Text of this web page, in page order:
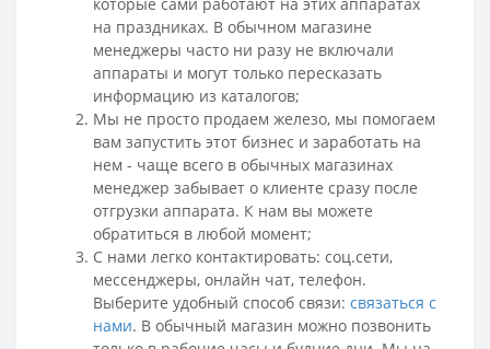
на праздниках. В обычном магазине
менеджеры часто ни разу не включали
аппараты и могут только пересказать
информацию из каталогов;
Мы не просто продаем железо, мы помогаем
вам запустить этот бизнес и заработать на
нем - чаще всего в обычных магазинах
менеджер забывает о клиенте сразу после
отгрузки аппарата. К нам вы можете
обратиться в любой момент;
С нами легко контактировать: соц.сети,
мессенджеры, онлайн чат, телефон.
Выберите удобный способ связи: связаться с
нами. В обычный магазин можно позвонить